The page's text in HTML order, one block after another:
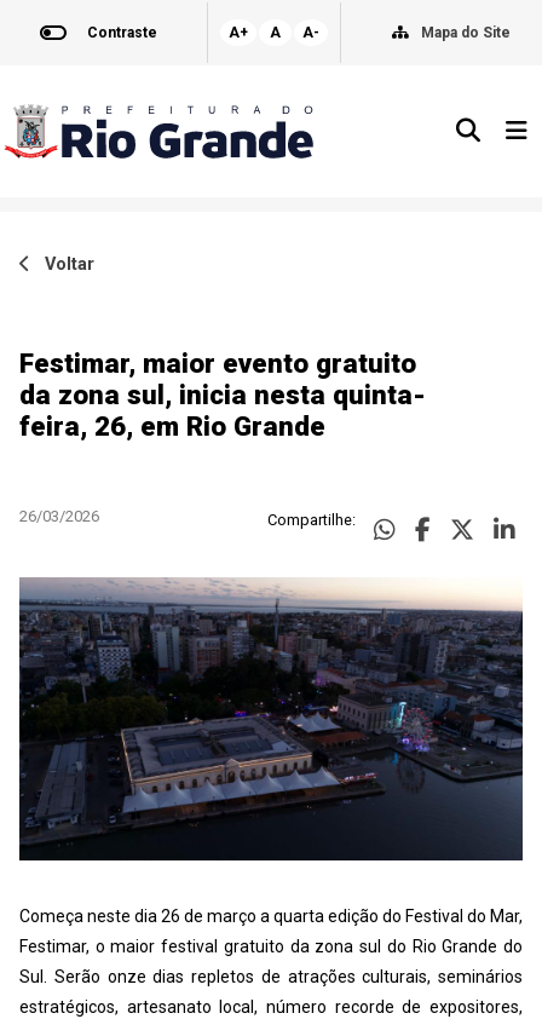
Contraste A+ A A- Mapa do Site
Voltar
Festimar, maior evento gratuito
da zona sul, inicia nesta quinta-
feira, 26, em Rio Grande
26/03/2026 Compartilhe:
Começa neste dia 26 de março a quarta edição do Festival do Mar,
Festimar, o maior festival gratuito da zona sul do Rio Grande do
Sul. Serão onze dias repletos de atrações culturais, seminários
estratégicos, artesanato local, número recorde de expositores,